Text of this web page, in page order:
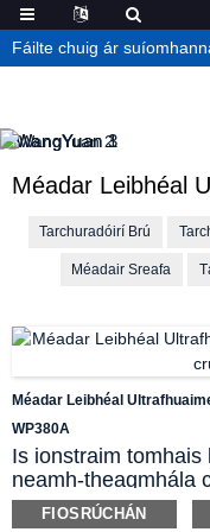
Fáilte chuig ár
Méadar Leibhéal
Tarchuradóirí Brú
Méadair Sreafa
Méadar Leibhéal
WP380A
Is ionstraim
neamh-theagmhála
Ultrafhuaime
go hidéalach chun
FIOSRÚCHÁN